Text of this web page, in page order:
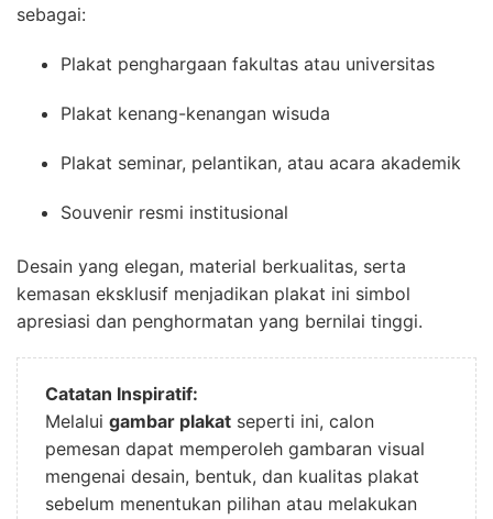
sebagai:
Plakat penghargaan fakultas atau universitas
Plakat kenang-kenangan wisuda
Plakat seminar, pelantikan, atau acara akademik
Souvenir resmi institusional
Desain yang elegan, material berkualitas, serta
kemasan eksklusif menjadikan plakat ini simbol
apresiasi dan penghormatan yang bernilai tinggi.
Catatan Inspiratif:
Melalui gambar plakat seperti ini, calon
pemesan dapat memperoleh gambaran visual
mengenai desain, bentuk, dan kualitas plakat
sebelum menentukan pilihan atau melakukan